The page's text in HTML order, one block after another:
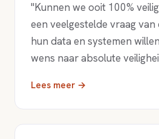
"Kunnen we ooit 100%
een veelgestelde vraag van
hun data en systemen
wens naar absolute
Lees meer →